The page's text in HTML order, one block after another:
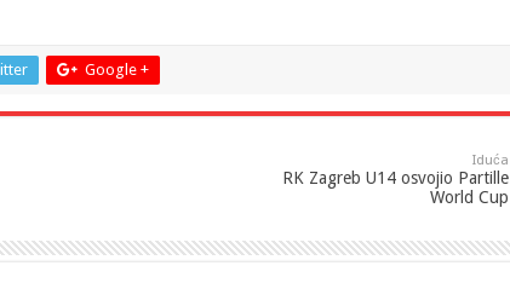
Google +
Iduća
RK Zagreb U14 osvojio Partille
World Cup